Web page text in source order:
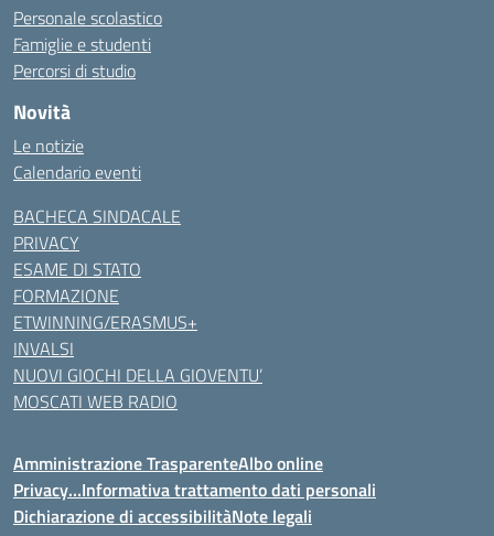
Personale scolastico
Famiglie e studenti
Percorsi di studio
Novità
Le notizie
Calendario eventi
BACHECA SINDACALE
PRIVACY
ESAME DI STATO
FORMAZIONE
ETWINNING/ERASMUS+
INVALSI
NUOVI GIOCHI DELLA GIOVENTU’
MOSCATI WEB RADIO
Amministrazione TrasparenteAlbo online
Privacy…Informativa trattamento dati personali
Dichiarazione di accessibilitàNote legali